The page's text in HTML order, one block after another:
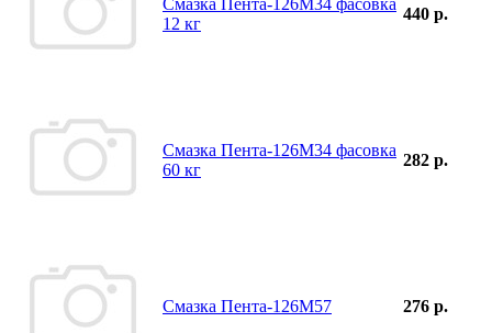
Смазка Пента-126М34 фасовка
12 кг
440 р.
Смазка Пента-126М34 фасовка
60 кг
282 р.
Смазка Пента-126М57 276 р.